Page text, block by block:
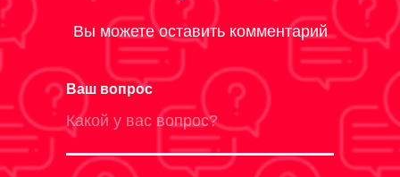
Вы можете оставить комментарий
Ваш вопрос